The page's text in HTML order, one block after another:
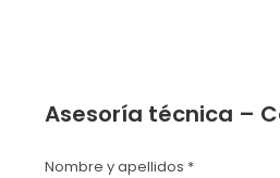
Asesoría técnica –
Nombre y apellidos *